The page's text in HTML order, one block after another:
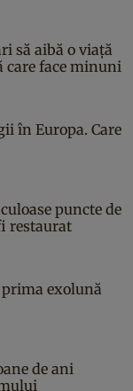
să aibă o viață
care face minuni
în Europa. Care
puncte de
restaurat
exolună
de ani